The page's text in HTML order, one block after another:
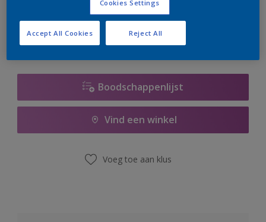
er hard aan om de voorraad aan te vullen.
Boodschappenlijst
Vind een winkel
Voeg toe aan klus
Cookies Settings
Reject All
Accept All Cookies